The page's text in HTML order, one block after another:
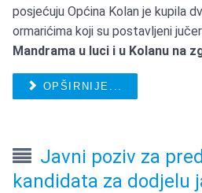
posjećuju Općina Kolan je kupila
ormarićima koji su postavljeni
Mandrama u luci i u Kolanu na
OPŠIRNIJE...
Javni poziv za
kandidata za dodjelu